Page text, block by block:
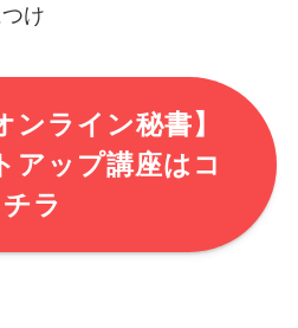
け
ンライン秘書】
アップ講座はコ
チラ